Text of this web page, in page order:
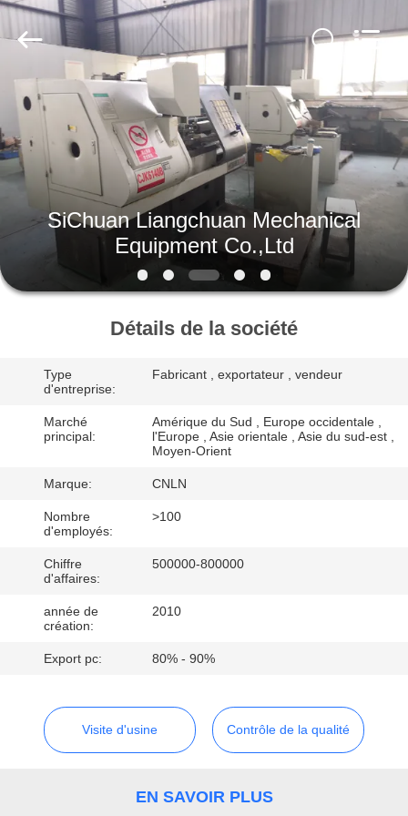
MAISON
PRODUITS
VIDÉOS
AU
SUJET
VISITE
D'USINE
QUALITÉ
CONTACTEZ-
NOUS
NOUVELLES
Liangchuan
Mechanical
Co.,Ltd.
SiChuan Liangchuan Mechanical
Equipment Co.,Ltd
Détails de la société
Type
d'entreprise:
Fabricant , exportateur , vendeur
Marché
principal:
Amérique du Sud , Europe occidentale ,
l'Europe , Asie orientale , Asie du sud-est ,
Moyen-Orient
Marque: CNLN
Nombre
d'employés:
>100
Chiffre
d'affaires:
500000-800000
année de
création:
2010
Export pc: 80% - 90%
Visite d'usine Contrôle de la qualité
EN SAVOIR PLUS